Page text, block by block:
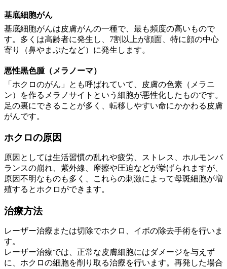
基底細胞がん
基底細胞がんは皮膚がんの一種で、最も頻度の高いもので
す。多くは高齢者に発生し、7割以上が顔面、特に顔の中心
寄り（鼻やまぶたなど）に発生します。
悪性黒色腫（メラノーマ）
「ホクロのがん」とも呼ばれていて、皮膚の色素（メラニ
ン）を作るメラノサイトという細胞が悪性化したものです。
足の裏にできることが多く、転移しやすい命にかかわる皮膚
がんです。
ホクロの原因
原因としては生活習慣の乱れや疲労、ストレス、ホルモンバ
ランスの崩れ、紫外線、摩擦や圧迫などが挙げられますが、
原因不明なものも多く、これらの刺激によって母斑細胞が増
殖するとホクロができます。
治療方法
レーザー治療または切除でホクロ、イボの除去手術を行いま
す。
レーザー治療では、正常な皮膚細胞にはダメージを与えず
に、ホクロの細胞を削り取る治療を行います。再発した場合